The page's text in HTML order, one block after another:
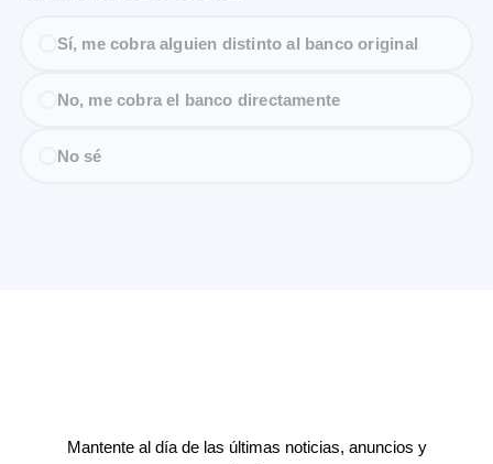
Sí, me cobra alguien distinto al banco original
No, me cobra el banco directamente
No sé
Mantente al día de las últimas noticias, anuncios y